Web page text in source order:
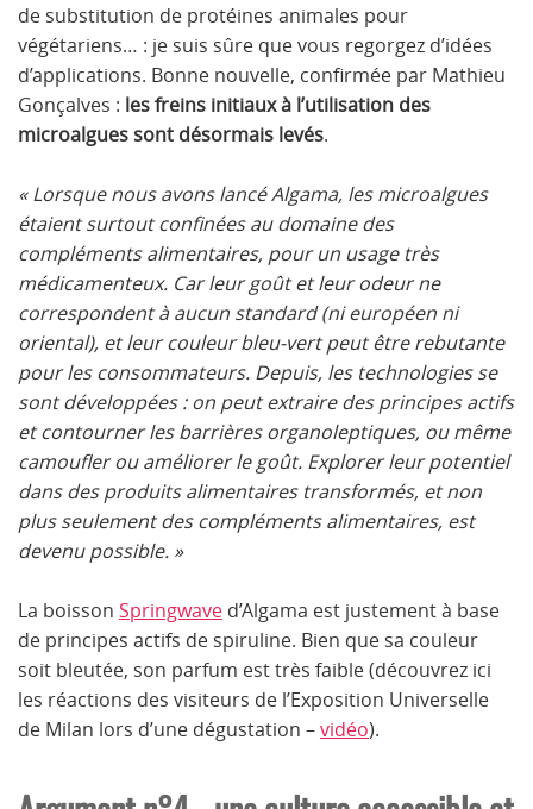
de substitution de protéines animales pour
végétariens… : je suis sûre que vous regorgez d’idées
d’applications. Bonne nouvelle, confirmée par Mathieu
Gonçalves : les freins initiaux à l’utilisation des
microalgues sont désormais levés.
« Lorsque nous avons lancé Algama, les microalgues
étaient surtout confinées au domaine des
compléments alimentaires, pour un usage très
médicamenteux. Car leur goût et leur odeur ne
correspondent à aucun standard (ni européen ni
oriental), et leur couleur bleu-vert peut être rebutante
pour les consommateurs. Depuis, les technologies se
sont développées : on peut extraire des principes actifs
et contourner les barrières organoleptiques, ou même
camoufler ou améliorer le goût. Explorer leur potentiel
dans des produits alimentaires transformés, et non
plus seulement des compléments alimentaires, est
devenu possible. »
La boisson Springwave d’Algama est justement à base
de principes actifs de spiruline. Bien que sa couleur
soit bleutée, son parfum est très faible (découvrez ici
les réactions des visiteurs de l’Exposition Universelle
de Milan lors d’une dégustation –vidéo).